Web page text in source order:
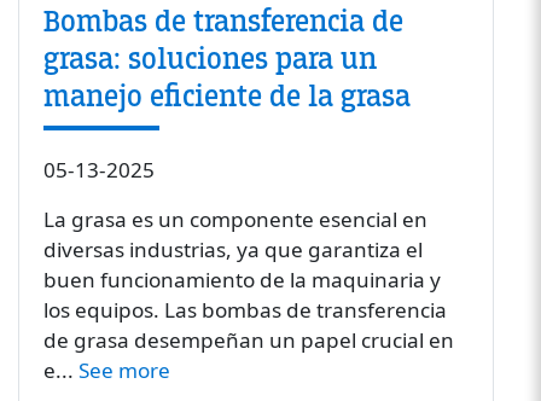
Bombas de transferencia de
grasa: soluciones para un
manejo eficiente de la grasa
05-13-2025
La grasa es un componente esencial en
diversas industrias, ya que garantiza el
buen funcionamiento de la maquinaria y
los equipos. Las bombas de transferencia
de grasa desempeñan un papel crucial en
e... See more